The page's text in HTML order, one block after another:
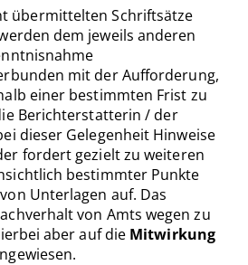
übermittelten Schriftsätze
dem jeweils anderen
mit der Aufforderung,
einer bestimmten Frist zu
Berichterstatterin / der
dieser Gelegenheit Hinweise
fordert gezielt zu weiteren
bestimmter Punkte
Unterlagen auf. Das
von Amts wegen zu
aber auf die Mitwirkung